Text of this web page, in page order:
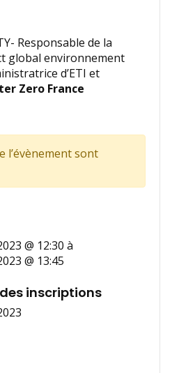
Responsable de la
global environnement
d’ETI et
Zero France
l’évènement sont
@ 12:30 à
@ 13:45
inscriptions